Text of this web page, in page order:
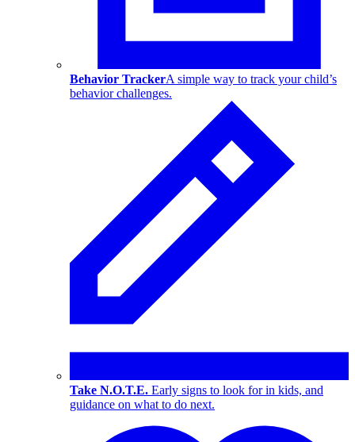
Behavior TrackerA simple way to track your child’s
behavior challenges.
Take N.O.T.E. Early signs to look for in kids, and
guidance on what to do next.